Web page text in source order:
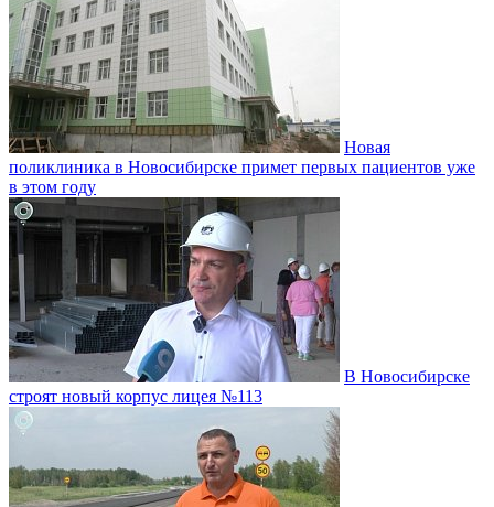
Новая
поликлиника в Новосибирске примет первых пациентов уже
в этом году
В Новосибирске
строят новый корпус лицея №113